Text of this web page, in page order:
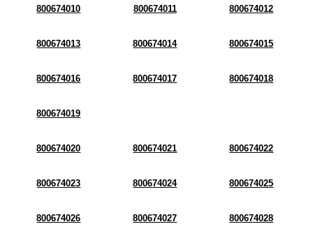
800674010 800674011 800674012
800674013 800674014 800674015
800674016 800674017 800674018
800674019
800674020 800674021 800674022
800674023 800674024 800674025
800674026 800674027 800674028